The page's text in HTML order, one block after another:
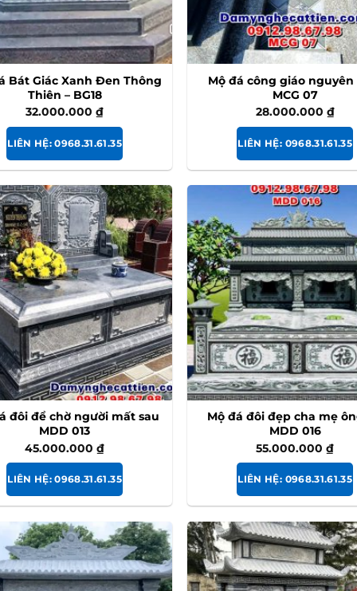
Bát Giác Xanh Đen Thông
Thiên – BG18
32.000.000₫
LIÊN HỆ: 0968.31.61.35
Mộ đá công giáo
MCG 07
28.000.000 ₫
LIÊN HỆ: 0968.31.61.35
đôi để chờ người mất sau
MDD 013
45.000.000₫
LIÊN HỆ: 0968.31.61.35
Mộ đá đôi đẹp cha mẹ
MDD 016
55.000.000₫
LIÊN HỆ: 0968.31.61.35